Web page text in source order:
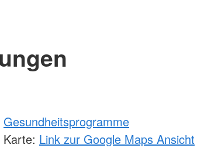
Gesundheitsprogramme
Karte: Link zur Google Maps Ansicht